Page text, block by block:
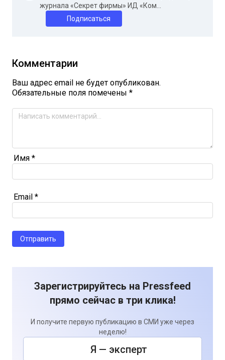
журнала «Секрет фирмы» ИД «Ком...
Подписаться
Комментарии
Ваш адрес email не будет опубликован.
Обязательные поля помечены *
Имя *
Email *
Зарегистрируйтесь на Pressfeed
прямо сейчас в три клика!
И получите первую публикацию в СМИ уже через
неделю!
Я — эксперт